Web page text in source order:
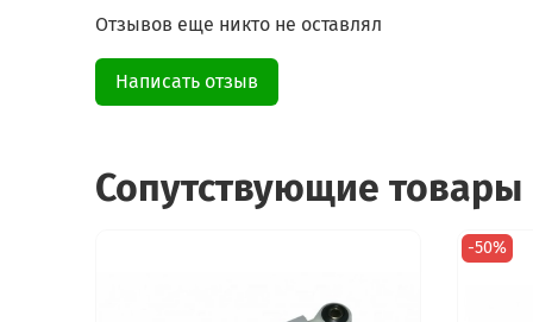
Отзывов еще никто не оставлял
Написать отзыв
Сопутствующие товары
-50%